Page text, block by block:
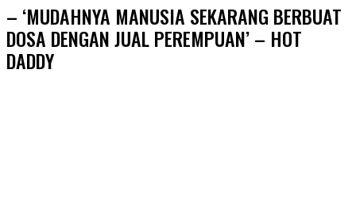
– ‘MUDAHNYA MANUSIA SEKARANG BERBUAT
DOSA DENGAN JUAL PEREMPUAN’ – HOT
DADDY